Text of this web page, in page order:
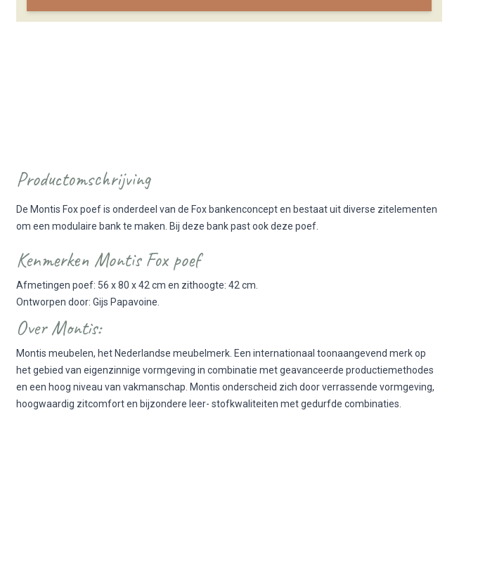
Productomschrijving
De Montis Fox poef is onderdeel van de Fox bankenconcept en bestaat uit diverse zitelementen
om een modulaire bank te maken. Bij deze bank past ook deze poef.
Kenmerken Montis Fox poef
Afmetingen poef: 56 x 80 x 42 cm en zithoogte: 42 cm.
Ontworpen door: Gijs Papavoine.
Over Montis:
Montis meubelen, het Nederlandse meubelmerk. Een internationaal toonaangevend merk op
het gebied van eigenzinnige vormgeving in combinatie met geavanceerde productiemethodes
en een hoog niveau van vakmanschap. Montis onderscheid zich door verrassende vormgeving,
hoogwaardig zitcomfort en bijzondere leer- stofkwaliteiten met gedurfde combinaties.